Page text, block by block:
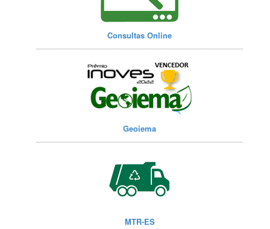
Consultas Online
Geoiema
MTR-ES